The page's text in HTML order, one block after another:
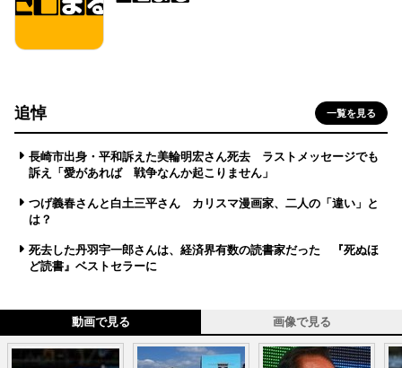
追悼 一覧を見る
長崎市出身・平和訴えた美輪明宏さん死去 ラストメッセージでも
訴え「愛があれば 戦争なんか起こりません」
つげ義春さんと白土三平さん カリスマ漫画家、二人の「違い」と
は？
死去した丹羽宇一郎さんは、経済界有数の読書家だった 『死ぬほ
ど読書』ベストセラーに
動画で見る 画像で見る